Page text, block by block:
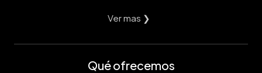
Ver mas ❯
Qué ofrecemos